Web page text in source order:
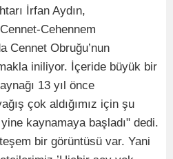
İrfan Aydın,
Cehennem
Cennet Obruğu’nun
iniliyor. İçeride büyük bir
13 yıl önce
çok aldığımız için şu
kaynamaya başladı" dedi.
bir görüntüsü var. Yani